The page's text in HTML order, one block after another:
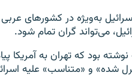
به‌ویژه در کشورهای عربی
می‌تواند گران تمام شود.
بود که تهران به آمریکا
شده» و «متناسب» علیه